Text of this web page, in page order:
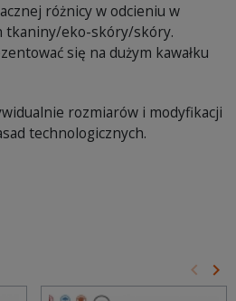
różnicy w odcieniu w
tkaniny/eko-skóry/skóry.
się na dużym kawałku
rozmiarów i modyfikacji
technologicznych.
keyboard_arrow_left keyboard_arrow_right